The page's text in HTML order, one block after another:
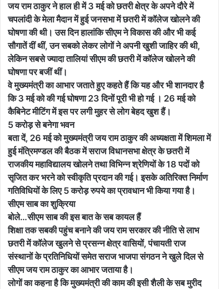
जय राम ठाकुर ने हाल ही में 3 मई को छतरी क्षेत्र के अपने दौरे में
चपलांदी के मेला मैदान में हुई जनसभा में छतरी में कॉलेज खोलने की
घोषणा की थी। उस दिन हालांकि सीएम ने विकास की और भी कई
सौगातें दीं थीं, उन सबको लेकर लोगों ने अपनी खुशी जाहिर की थी,
लेकिन सबसे ज्यादा तालियां सीएम की छतरी में कॉलेज खोलने की
घोषणा पर बजीं थीं।
वे मुख्यमंत्री का आभार जताते हुए कहते हैं कि यह और भी शानदार है
कि 3 मई को की गई घोषणा 23 दिनों पूरी भी हो गई । 26 मई को
कैबिनेट मीटिंग में इस पर लगी मुहर से लोग बेहद खुश हैं।
5 करोड़ से बनेगा भवन
बता दें, 26 मई को मुख्यमंत्री जय राम ठाकुर की अध्यक्षता में शिमला में
हुई मंत्रिमण्डल की बैठक में सराज विधानसभा क्षेत्र के छतरी में
राजकीय महाविद्यालय खोलने तथा विभिन्न श्रेणियों के 18 पदों को
सृजित कर भरने को स्वीकृति प्रदान की गई। इसके अतिरिक्त निर्माण
गतिविधियों के लिए 5 करोड़ रुपये का प्रावधान भी किया गया है।
सीएम साब का शुक्रिया
बोले…सीएम साब की इस बात के सब कायल हैं
शिक्षा तक सबकी पहुंच बनाने की जय राम सरकार की नीति से लाभ
छतरी में कॉलेज खुलने से प्रसन्न क्षेत्र वासियों, पंचायती राज
संस्थानों के प्रतिनिधियों समेत सराज भाजपा संगठन ने खुले दिल से
सीएम जय राम ठाकुर का आभार जताया है।
लोगों का कहना है कि मुख्यमंत्री की काम की इसी शैली के सब मुरीद